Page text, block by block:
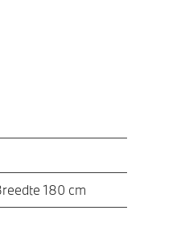
180 cm